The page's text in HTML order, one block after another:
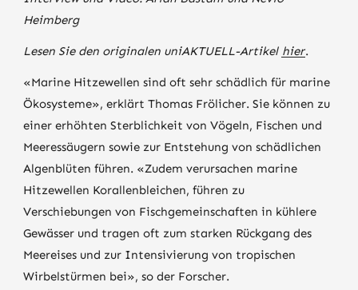
Heimberg
Lesen Sie den originalen uniAKTUELL-Artikel hier.
«Marine Hitzewellen sind oft sehr schädlich für marine
Ökosysteme», erklärt Thomas Frölicher. Sie können zu
einer erhöhten Sterblichkeit von Vögeln, Fischen und
Meeressäugern sowie zur Entstehung von schädlichen
Algenblüten führen. «Zudem verursachen marine
Hitzewellen Korallenbleichen, führen zu
Verschiebungen von Fischgemeinschaften in kühlere
Gewässer und tragen oft zum starken Rückgang des
Meereises und zur Intensivierung von tropischen
Wirbelstürmen bei», so der Forscher.